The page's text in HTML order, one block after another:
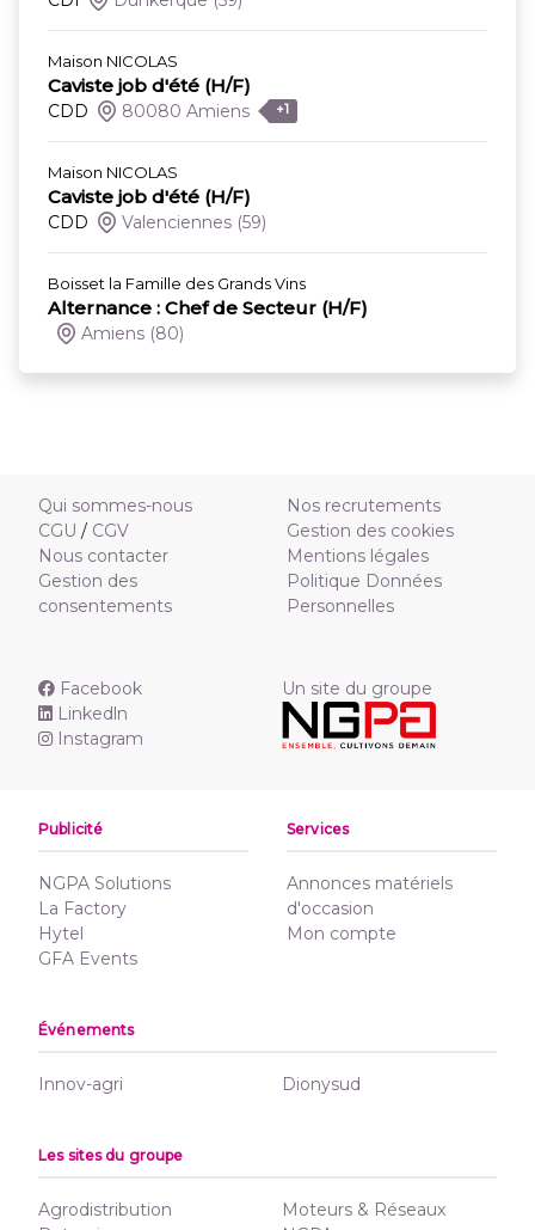
Maison NICOLAS
Caviste job d'été (H/F)
CDD 80080 Amiens +1
Maison NICOLAS
Caviste job d'été (H/F)
CDD Valenciennes (59)
Boisset la Famille des Grands Vins
Alternance : Chef de Secteur (H/F)
Amiens (80)
Qui sommes-nous
CGU / CGV
Nous contacter
Gestion des
consentements
Nos recrutements
Gestion des cookies
Mentions légales
Politique Données
Personnelles
Facebook
Linkedln
Instagram
Un site du groupe
Publicité
NGPA Solutions
La Factory
Hytel
GFA Events
Services
Annonces matériels
d'occasion
Mon compte
Événements
Innov-agri Dionysud
Les sites du groupe
Agrodistribution
Moteurs & Réseaux